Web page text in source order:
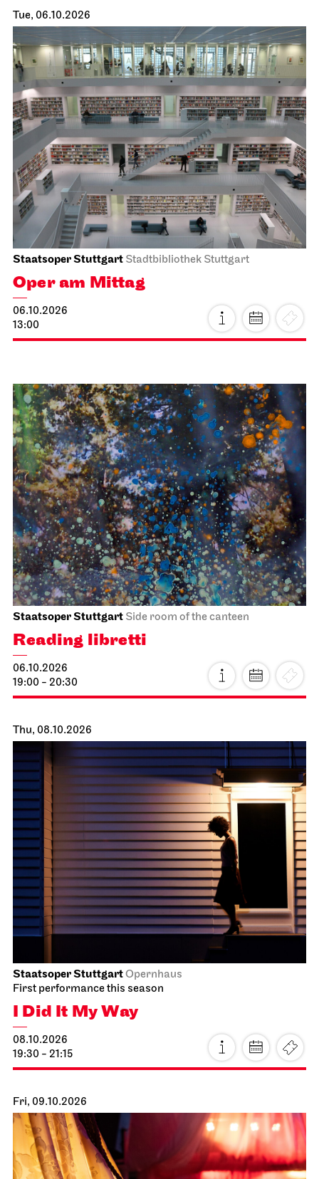
Tue, 06.10.2026
Staatsoper Stuttgart Stadtbibliothek Stuttgart
Oper am Mittag
06.10.2026
13:00
Staatsoper Stuttgart Side room of the canteen
Reading libretti
06.10.2026
19:00 - 20:30
Thu, 08.10.2026
Staatsoper StuttgartOpernhaus
First performance this season
I Did It My Way
08.10.2026
19:30 - 21:15
Fri, 09.10.2026